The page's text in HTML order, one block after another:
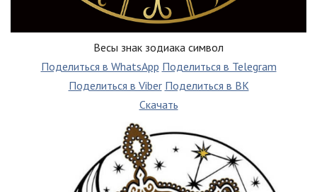
Весы знак зодиака символ
Поделиться в WhatsApp Поделиться в Telegram
Поделиться в Viber Поделиться в ВК
Скачать